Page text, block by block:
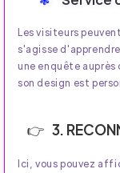
Les visiteurs
s'agisse
une enquête auprès
son design est
3.
Ici, vous pouvez